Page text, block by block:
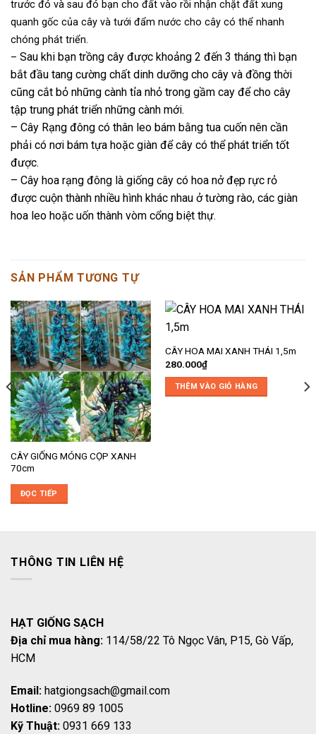
trước đó và sau đó bạn cho đất vào rồi nhận chặt đất xung
quanh gốc của cây và tưới đẩm nước cho cây có thể nhanh
chóng phát triển.
– Sau khi bạn trồng cây được khoảng 2 đến 3 tháng thì bạn
bắt đầu tang cường chất dinh dưỡng cho cây và đồng thời
cũng cắt bỏ những cành tỉa nhỏ trong gầm cay để cho cây
tập trung phát triển những cành mới.
– Cây Rạng đông có thân leo bám bằng tua cuốn nên cần
phải có nơi bám tựa hoặc giàn để cây có thể phát triển tốt
được.
– Cây hoa rạng đông là giống cây có hoa nở đẹp rực rỏ
được cuộn thành nhiều hình khác nhau ở tường rào, các giàn
hoa leo hoặc uốn thành vòm cổng biệt thự.
SẢN PHẨM TƯƠNG TỰ
CÂY GIỐNG MÓNG CỌP XANH
70cm
ĐỌC TIẾP
CÂY HOA MAI XANH THÁI 1,5m
280.000₫
THÊM VÀO GIỎ HÀNG
THÔNG TIN LIÊN HỆ
HẠT GIỐNG SẠCH
Địa chỉ mua hàng: 114/58/22 Tô Ngọc Vân, P15, Gò Vấp,
HCM
Email: hatgiongsach@gmail.com
Hotline: 0969 89 1005
Kỹ Thuật: 0931 669 133